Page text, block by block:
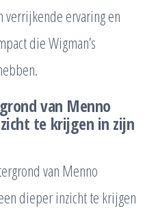
ervaring en
die Wigman’s
van Menno
te krijgen in zijn
van Menno
dieper inzicht te krijgen